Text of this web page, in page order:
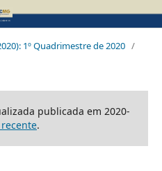
1º Quadrimestre de 2020 /
publicada em 2020-
.